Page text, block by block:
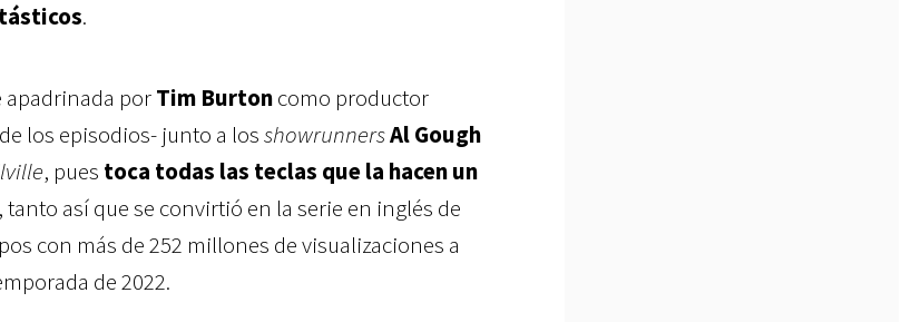
.
apadrinada porTim Burtoncomo productor
los episodios- junto a losshowrunnersAl Gough
, pues toca todas las teclas que la hacen un
, tanto así que se convirtió en la serie en inglés de
con más de 252 millones de visualizaciones a
de 2022.